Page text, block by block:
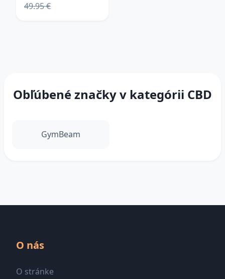
49.95 €
Obľúbené značky v kategórii CBD
GymBeam
O nás
O stránke